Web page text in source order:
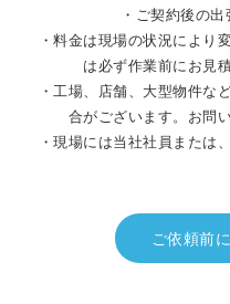
・ご契約後の出
・料金は現場の状況により
は必ず作業前にお見
・工場、店舗、大型物件な
合がございます。お問
・現場には当社社員または
ご依頼前